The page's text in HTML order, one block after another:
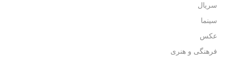
سریال
سینما
عکس
فرهنگی و هنری